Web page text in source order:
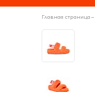
Главная страница—